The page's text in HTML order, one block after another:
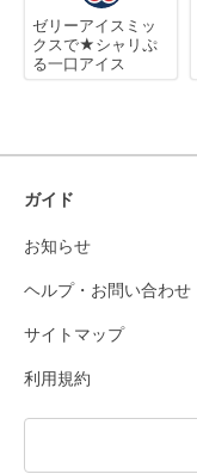
ゼリーアイスミッ
クスで★シャリぷ
る一口アイス
ガイド
お知らせ
ヘルプ・お問い合わせ
サイトマップ
利用規約